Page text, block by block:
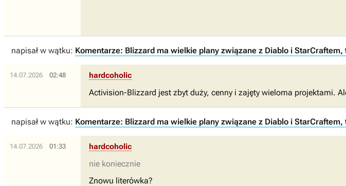
napisał w wątku: Komentarze: Blizzard ma wielkie plany związane z Diablo i
14.07.2026 02:48 hardcoholic
Activision-Blizzard jest zbyt duży, cenny i zajęty wieloma projektami.
napisał w wątku: Komentarze: Blizzard ma wielkie plany związane z Diablo i
14.07.2026 01:33 hardcoholic
nie koniecznie
Znowu literówka?